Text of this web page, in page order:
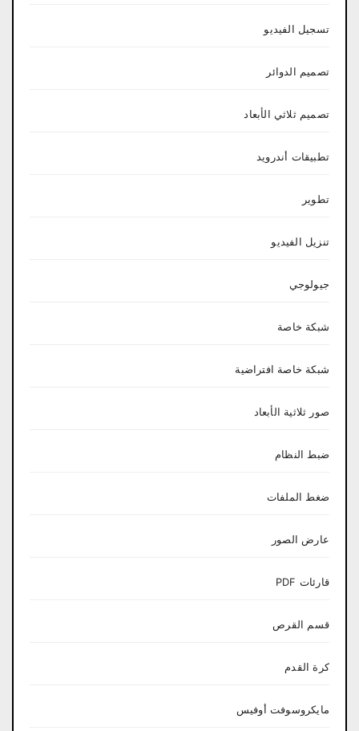
تسجيل الفيديو
تصميم الدوائر
تصميم ثلاثي الأبعاد
تطبيقات أندرويد
تطوير
تنزيل الفيديو
جيولوجي
شبكة خاصة
شبكة خاصة افتراضية
صور ثلاثية الأبعاد
ضبط النظام
ضغط الملفات
عارض الصور
قارئات PDF
قسم القرص
كرة القدم
مايكروسوفت أوفيس